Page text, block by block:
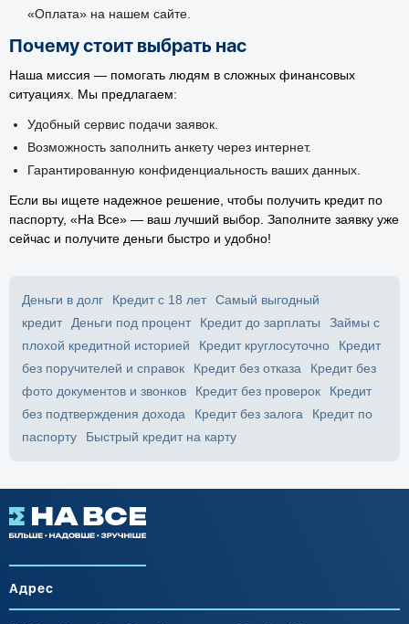
«Оплата» на нашем сайте.
Почему стоит выбрать нас
Наша миссия — помогать людям в сложных финансовых
ситуациях. Мы предлагаем:
Удобный сервис подачи заявок.
Возможность заполнить анкету через интернет.
Гарантированную конфиденциальность ваших данных.
Если вы ищете надежное решение, чтобы получить кредит по
паспорту, «На Все» — ваш лучший выбор. Заполните заявку уже
сейчас и получите деньги быстро и удобно!
Деньги в долг Кредит с 18 лет
Самый выгодный
кредит
Деньги под процент Кредит до зарплаты
Займы с
плохой кредитной историей
Кредит круглосуточно
Кредит
без поручителей и справок
Кредит без отказа
Кредит без
фото документов и звонков
Кредит без проверок
Кредит
без подтверждения дохода
Кредит без залога
Кредит по
паспорту
Быстрый кредит на карту
Адрес